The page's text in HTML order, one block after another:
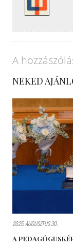
A
NEKED
2025. AUGUSZTUS 30.
A